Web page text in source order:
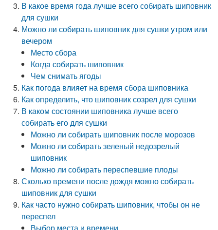
В какое время года лучше всего собирать шиповник
для сушки
Можно ли собирать шиповник для сушки утром или
вечером
Место сбора
Когда собирать шиповник
Чем снимать ягоды
Как погода влияет на время сбора шиповника
Как определить, что шиповник созрел для сушки
В каком состоянии шиповника лучше всего
собирать его для сушки
Можно ли собирать шиповник после морозов
Можно ли собирать зеленый недозрелый
шиповник
Можно ли собирать переспевшие плоды
Сколько времени после дождя можно собирать
шиповник для сушки
Как часто нужно собирать шиповник, чтобы он не
переспел